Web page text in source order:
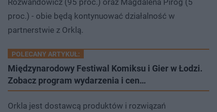
proc.) - obie będą kontynuować działalność w
partnerstwie z Orklą.
POLECANY ARTYKUŁ:
Międzynarodowy Festiwal Komiksu i Gier w Łodzi.
Zobacz program wydarzenia i cen…
Orkla jest dostawcą produktów i rozwiązań